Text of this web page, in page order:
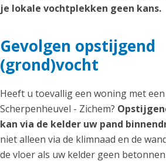
je lokale vochtplekken geen kans.
Gevolgen opstijgend
(grond)vocht
Heeft u toevallig een woning met
Scherpenheuvel - Zichem?
kan via de kelder uw pand
niet alleen via de klimnaad en de
de vloer als uw kelder geen